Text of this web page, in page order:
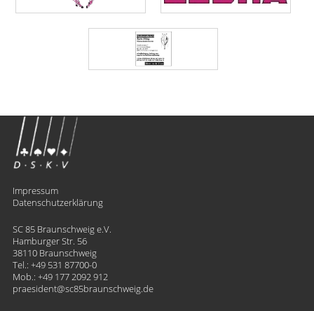
Impressum
Datenschutzerklärung
SC 85 Braunschweig e.V.
Hamburger Str. 56
38110 Braunschweig
Tel.: +49 531 87700-0
Mob.: +49 177 2092 912
praesident
​sc85braunschweig.de